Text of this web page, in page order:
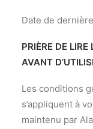
Date de
PRIÈRE DE
AVANT
Les conditions
s’appliquent à
maintenu par